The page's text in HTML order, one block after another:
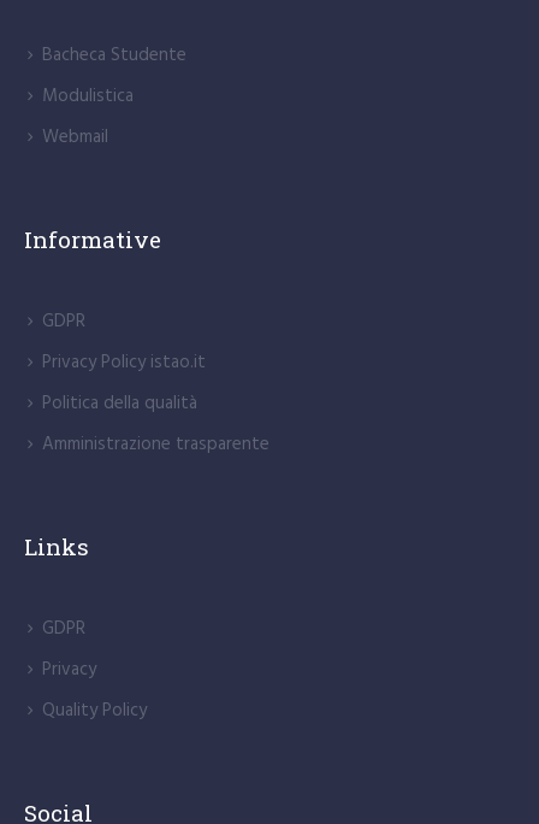
Bacheca Studente
Modulistica
Webmail
Informative
GDPR
Privacy Policy istao.it
Politica della qualità
Amministrazione trasparente
Links
GDPR
Privacy
Quality Policy
Social